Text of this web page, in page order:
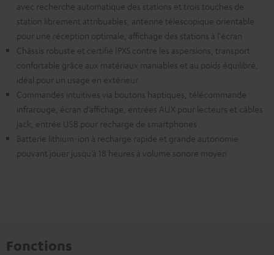
avec recherche automatique des stations et trois touches de
station librement attribuables, antenne télescopique orientable
pour une réception optimale, affichage des stations à l'écran
Châssis robuste et certifié IPX5 contre les aspersions, transport
confortable grâce aux matériaux maniables et au poids équilibré,
idéal pour un usage en extérieur
Commandes intuitives via boutons haptiques, télécommande
infrarouge, écran d’affichage, entrées AUX pour lecteurs et câbles
jack, entrée USB pour recharge de smartphones
Batterie lithium-ion à recharge rapide et grande autonomie
pouvant jouer jusqu’à 18 heures à volume sonore moyen
Fonctions